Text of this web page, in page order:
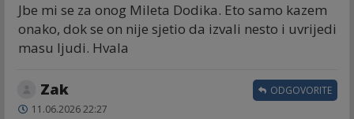
Jbe mi se za onog Mileta Dodika. Eto samo kazem
onako, dok se on nije sjetio da izvali nesto i uvrijedi
masu ljudi. Hvala
Zak
11.06.2026 22:27
ODGOVORITE